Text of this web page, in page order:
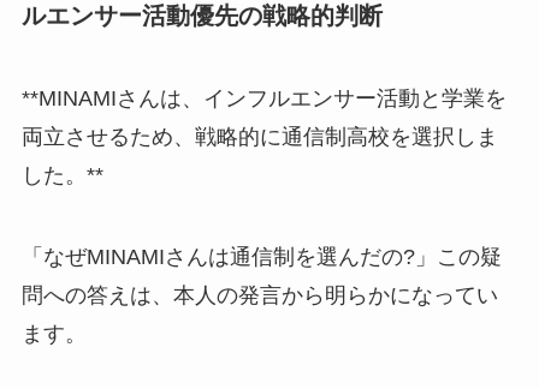
ルエンサー活動優先の戦略的判断
**MINAMIさんは、インフルエンサー活動と学業を
両立させるため、戦略的に通信制高校を選択しま
した。**
「なぜMINAMIさんは通信制を選んだの?」この疑
問への答えは、本人の発言から明らかになってい
ます。